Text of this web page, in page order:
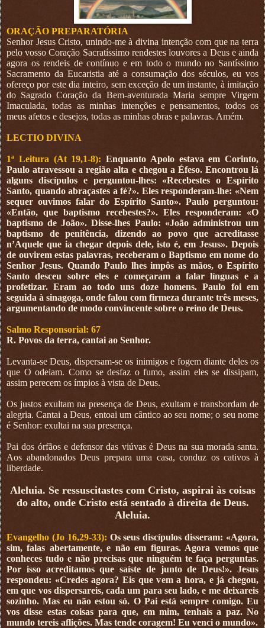
ORAÇÃO PREPARATÓRIA
Senhor Jesus Cristo, unindo-me à divina intenção com que na terra
pelo vosso Coração Sacratíssimo rendestes louvores a Deus e ainda
agora os rendeis de contínuo e em todo o mundo no Santíssimo
Sacramento da Eucaristia até a consumação dos séculos, eu vos
ofereço por este dia inteiro, sem exceção de um instante, à imitação
do Sagrado Coração da Bem-aventurada Maria sempre Virgem
Imaculada, todas as minhas intenções e pensamentos, todos os
meus afetos e desejos, todas as minhas obras e palavras. Amém.
LECTIO DIVINA
1ª Leitura (At 19,1-8): Enquanto Apolo estava em Corinto,
Paulo atravessou a região alta e chegou a Éfeso. Encontrou lá
alguns discípulos e perguntou-lhes: «Recebestes o Espírito
Santo, quando abraçastes a fé?». Eles responderam-lhe: «Nem
sequer ouvimos falar do Espírito Santo». Paulo perguntou:
«Então, que baptismo recebestes?». Eles responderam: «O
baptismo de João». Disse-lhes Paulo: «João administrou um
baptismo de penitência, dizendo ao povo que acreditasse
n’Aquele que ia chegar depois dele, isto é, em Jesus». Depois
de ouvirem estas palavras, receberam o Baptismo em nome do
Senhor Jesus. Quando Paulo lhes impôs as mãos, o Espírito
Santo desceu sobre eles e começaram a falar línguas e a
profetizar. Eram ao todo uns doze homens. Paulo foi em
seguida à sinagoga, onde falou com firmeza durante três meses,
argumentando de modo convincente sobre o reino de Deus.
Salmo Responsorial: 67
R. Povos da terra, cantai ao Senhor.
Levanta-se Deus, dispersam-se os inimigos e fogem diante deles os
que O odeiam. Como se desfaz o fumo, assim eles se dissipam,
assim perecem os ímpios à vista de Deus.
Os justos exultam na presença de Deus, exultam e transbordam de
alegria. Cantai a Deus, entoai um cântico ao seu nome; o seu nome
é Senhor: exultai na sua presença.
Pai dos órfãos e defensor das viúvas é Deus na sua morada santa.
Aos abandonados Deus prepara uma casa, conduz os cativos à
liberdade.
Aleluia. Se ressuscitastes com Cristo, aspirai às coisas
do alto, onde Cristo está sentado à direita de Deus.
Aleluia.
Evangelho (Jo 16,29-33): Os seus discípulos disseram: «Agora,
sim, falas abertamente, e não em figuras. Agora vemos que
conheces tudo e não precisas que ninguém te faça perguntas.
Por isso acreditamos que saíste de junto de Deus!». Jesus
respondeu: «Credes agora? Eis que vem a hora, e já chegou,
em que vos dispersareis, cada um para seu lado, e me deixareis
sozinho. Mas eu não estou só. O Pai está sempre comigo. Eu
vos disse estas coisas para que, em mim, tenhais a paz. No
mundo tereis aflições. Mas tende coragem! Eu venci o mundo».